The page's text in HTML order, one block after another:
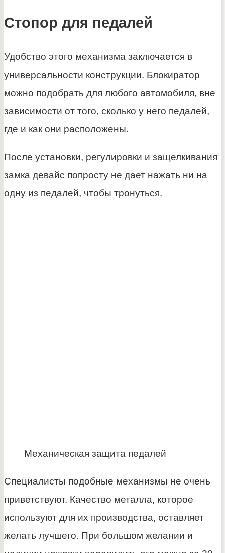
Стопор для педалей
Удобство этого механизма заключается в
универсальности конструкции. Блокиратор
можно подобрать для любого автомобиля, вне
зависимости от того, сколько у него педалей,
где и как они расположены.
После установки, регулировки и защелкивания
замка девайс попросту не дает нажать ни на
одну из педалей, чтобы тронуться.
Механическая защита педалей
Специалисты подобные механизмы не очень
приветствуют. Качество металла, которое
используют для их производства, оставляет
желать лучшего. При большом желании и